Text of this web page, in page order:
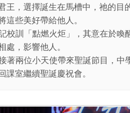
王，選擇誕生在馬槽中，祂的
些美好帶給他人。
校訓「點燃火炬」，其意在於
，影響他人。
著兩位小天使帶來聖誕節目，
室繼續聖誕慶祝會。